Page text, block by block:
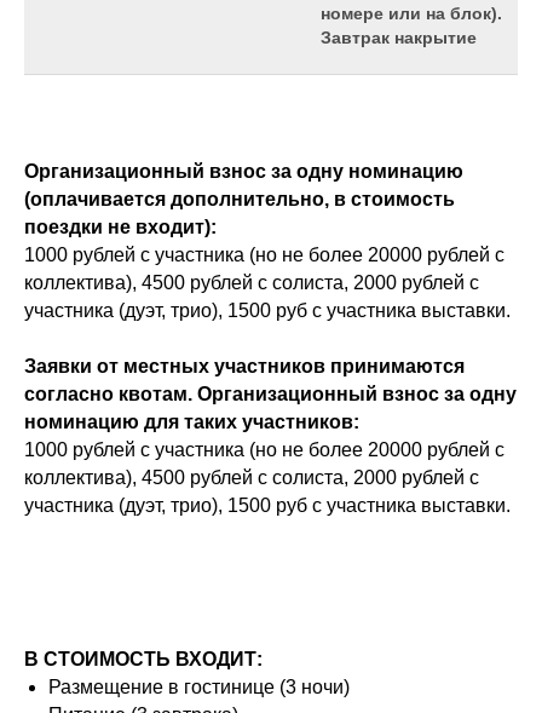
номере или на блок).
Завтрак накрытие
Организационный взнос за одну номинацию
(оплачивается дополнительно, в стоимость
поездки не входит):
1000 рублей с участника (но не более 20000 рублей с
коллектива), 4500 рублей с солиста, 2000 рублей с
участника (дуэт, трио), 1500 руб с участника выставки.
Заявки от местных участников принимаются
согласно квотам. Организационный взнос за одну
номинацию для таких участников:
1000 рублей с участника (но не более 20000 рублей с
коллектива), 4500 рублей с солиста, 2000 рублей с
участника (дуэт, трио), 1500 руб с участника выставки.
В СТОИМОСТЬ ВХОДИТ:
Размещение в гостинице (3 ночи)